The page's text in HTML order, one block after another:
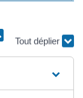
Tout déplier